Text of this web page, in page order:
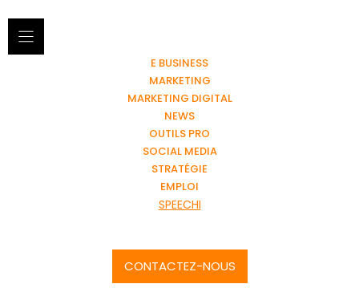
E BUSINESS
MARKETING
MARKETING DIGITAL
NEWS
OUTILS PRO
SOCIAL MEDIA
STRATÉGIE
EMPLOI
SPEECHI
CONTACTEZ-NOUS